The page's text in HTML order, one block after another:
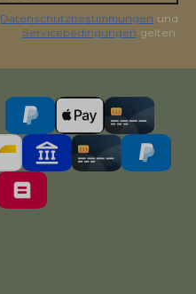
Datenschutzbestimmungen und
Servicebedingungen gelten.